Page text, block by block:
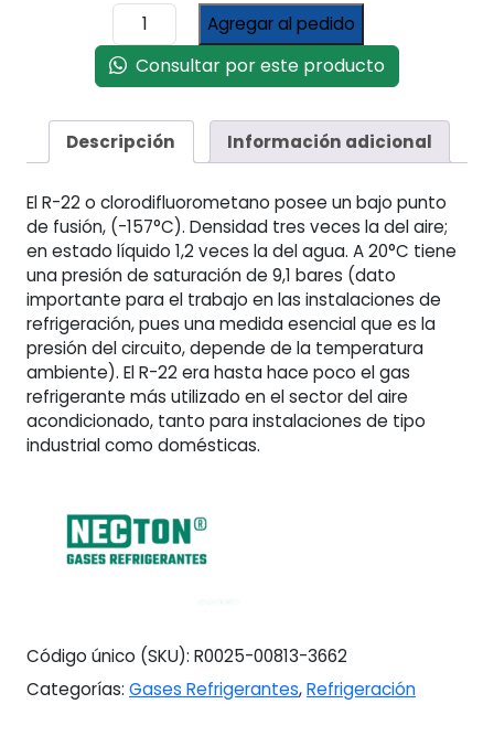
Gas
Refrigerante
R22
Puro
x
3.4
cantidad
Agregar al pedido
Consultar por este producto
Descripción Información adicional
El R-22 o clorodifluorometano posee un bajo punto
de fusión, (-157°C). Densidad tres veces la del aire;
en estado líquido 1,2 veces la del agua. A 20°C tiene
una presión de saturación de 9,1 bares (dato
importante para el trabajo en las instalaciones de
refrigeración, pues una medida esencial que es la
presión del circuito, depende de la temperatura
ambiente). El R-22 era hasta hace poco el gas
refrigerante más utilizado en el sector del aire
acondicionado, tanto para instalaciones de tipo
industrial como domésticas.
Código único (SKU): R0025-00813-3662
Categorías: Gases Refrigerantes,Refrigeración